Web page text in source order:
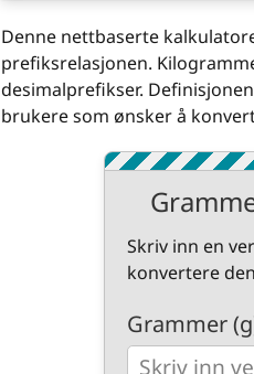
Denne nettbaserte
prefiksrelasjonen.
desimalprefikser.
brukere som ønsker å
Skriv inn en
konvertere
Grammer